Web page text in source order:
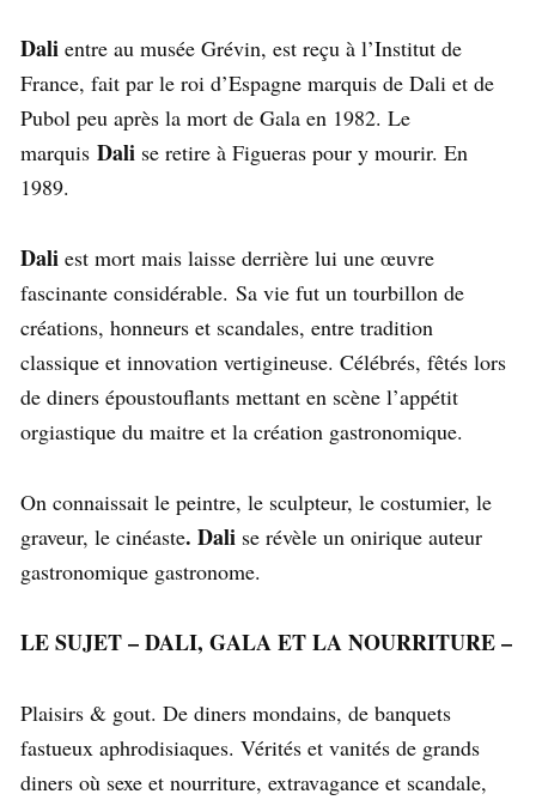
Dali entre au musée Grévin, est reçu à l’Institut de
France, fait par le roi d’Espagne marquis de Dali et de
Pubol peu après la mort de Gala en 1982. Le
marquis Dali se retire à Figueras pour y mourir. En
1989.
Dali est mort mais laisse derrière lui une œuvre
fascinante considérable. Sa vie fut un tourbillon de
créations, honneurs et scandales, entre tradition
classique et innovation vertigineuse. Célébrés, fêtés lors
de diners époustouflants mettant en scène l’appétit
orgiastique du maitre et la création gastronomique.
On connaissait le peintre, le sculpteur, le costumier, le
graveur, le cinéaste. Dali se révèle un onirique auteur
gastronomique gastronome.
LE SUJET – DALI, GALA ET LA NOURRITURE –
Plaisirs & gout. De diners mondains, de banquets
fastueux aphrodisiaques. Vérités et vanités de grands
diners où sexe et nourriture, extravagance et scandale,